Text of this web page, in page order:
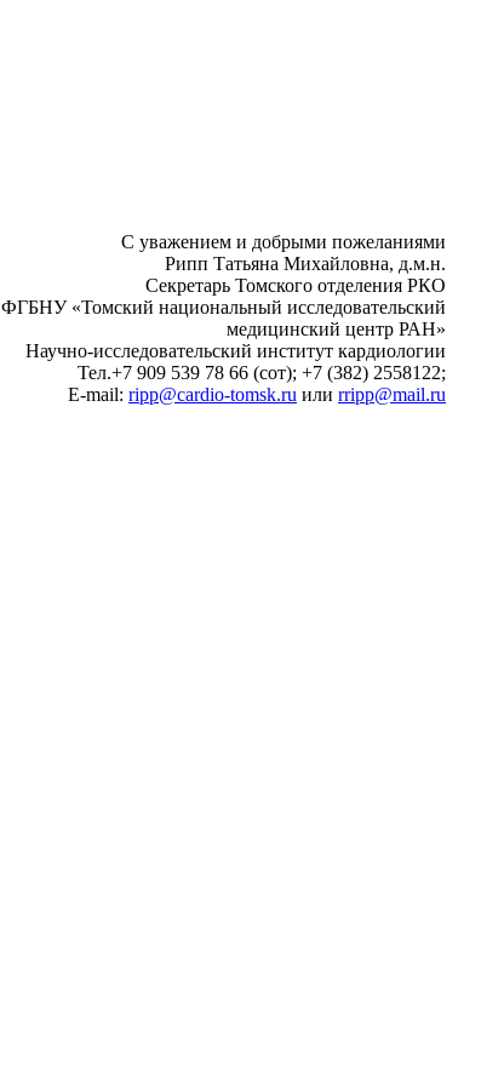
С уважением и добрыми пожеланиями
Рипп Татьяна Михайловна, д.м.н.
Секретарь Томского отделения РКО
ФГБНУ «Томский национальный исследовательский
медицинский центр РАН»
Научно-исследовательский институт кардиологии
Тел.+7 909 539 78 66 (сот); +7 (382) 2558122;
E-mail: ripp@cardio-tomsk.ru или rripp@mail.ru